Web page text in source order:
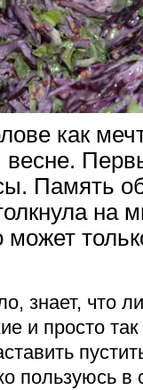
как
Память
на
может
знает, что
и просто
пользуюсь в